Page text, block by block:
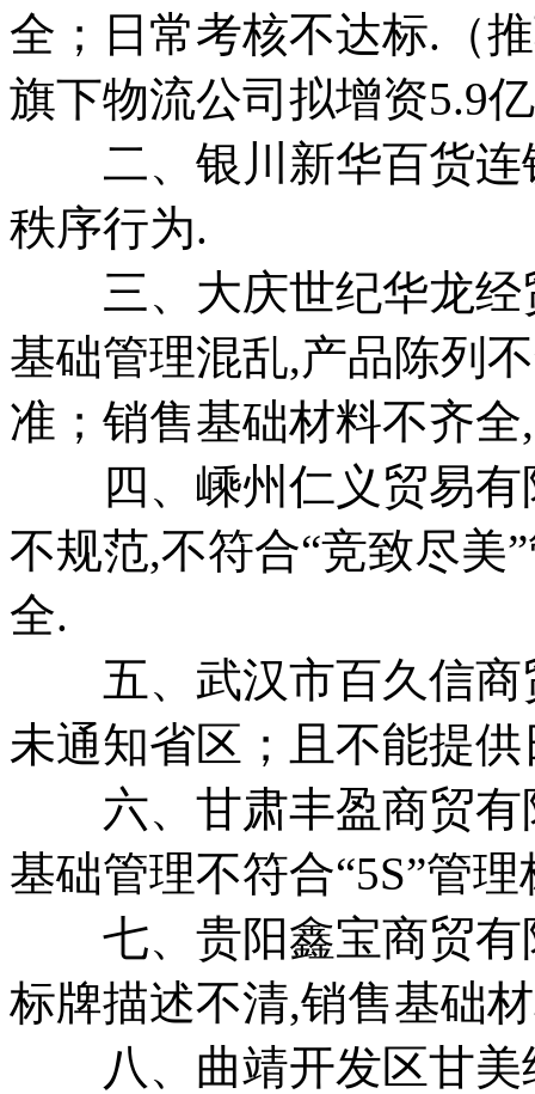
全；日常考核不达标.（
旗下物流公司拟增资5.9
二、银川新华百货连
秩序行为.
三、大庆世纪华龙经
基础管理混乱,产品陈列
准；销售基础材料不齐
四、嵊州仁义贸易有
不规范,不符合“竞致尽美
全.
五、武汉市百久信商
未通知省区；且不能提
六、甘肃丰盈商贸有
基础管理不符合“5S”管理
七、贵阳鑫宝商贸有
标牌描述不清,销售基础
八、曲靖开发区甘美